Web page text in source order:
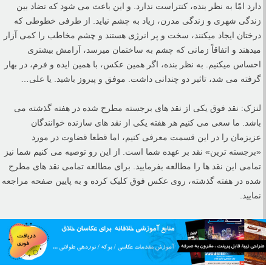
مروری بر نقد عکس هفته گذشته